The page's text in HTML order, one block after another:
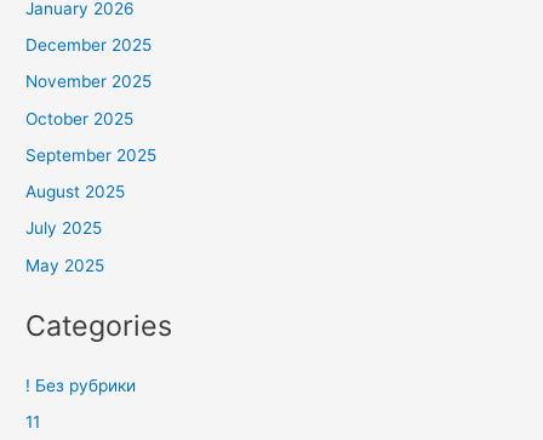
January 2026
December 2025
November 2025
October 2025
September 2025
August 2025
July 2025
May 2025
Categories
! Без рубрики
11